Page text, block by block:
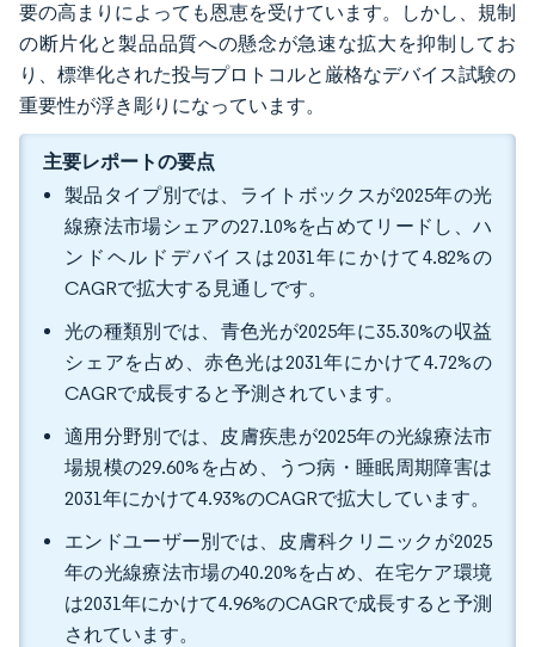
要の高まりによっても恩恵を受けています。しかし、規制
の断片化と製品品質への懸念が急速な拡大を抑制してお
り、標準化された投与プロトコルと厳格なデバイス試験の
重要性が浮き彫りになっています。
主要レポートの要点
製品タイプ別では、ライトボックスが2025年の光
線療法市場シェアの27.10%を占めてリードし、ハ
ンドヘルドデバイスは2031年にかけて4.82%の
CAGRで拡大する見通しです。
光の種類別では、青色光が2025年に35.30%の収益
シェアを占め、赤色光は2031年にかけて4.72%の
CAGRで成長すると予測されています。
適用分野別では、皮膚疾患が2025年の光線療法市
場規模の29.60%を占め、うつ病・睡眠周期障害は
2031年にかけて4.93%のCAGRで拡大しています。
エンドユーザー別では、皮膚科クリニックが2025
年の光線療法市場の40.20%を占め、在宅ケア環境
は2031年にかけて4.96%のCAGRで成長すると予測
されています。